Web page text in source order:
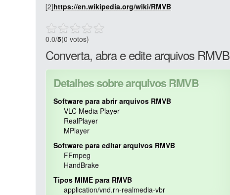
[2]https://en.wikipedia.org/wiki/RMVB
0.0/5(0 votos)
Converta, abra e edite arquivos RMVB
Detalhes sobre arquivos RMVB
Software para abrir arquivos RMVB
VLC Media Player
RealPlayer
MPlayer
Software para editar arquivos RMVB
FFmpeg
HandBrake
Tipos MIME para RMVB
application/vnd.rn-realmedia-vbr